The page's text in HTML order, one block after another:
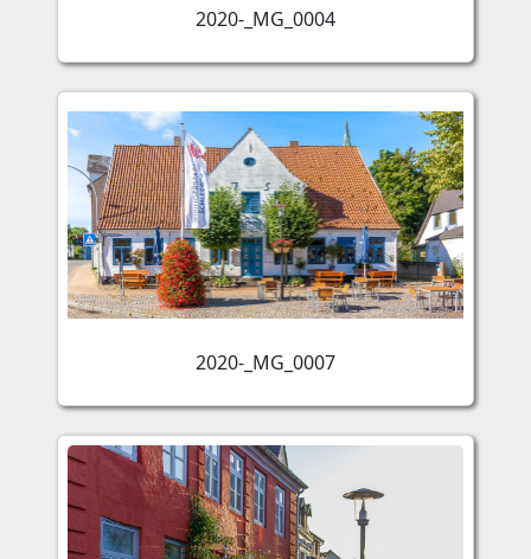
2020-_MG_0004
2020-_MG_0007